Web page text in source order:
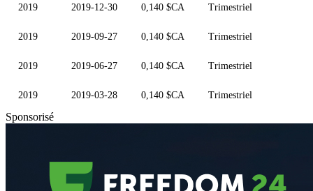
2019 2019-12-30 0,140 $CA Trimestriel
2019 2019-09-27 0,140 $CA Trimestriel
2019 2019-06-27 0,140 $CA Trimestriel
2019 2019-03-28 0,140 $CA Trimestriel
Sponsorisé